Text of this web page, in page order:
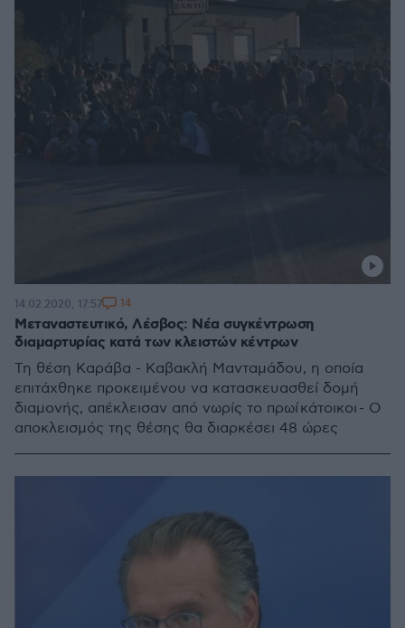
Μεταναστευτικό, Λέσβος: Νέα συγκέντρωση
διαμαρτυρίας κατά των κλειστών κέντρων
Τη θέση Καράβα - Καβακλή Μανταμάδου, η οποία
επιτάχθηκε προκειμένου να κατασκευασθεί δομή
διαμονής, απέκλεισαν από νωρίς το πρωί κάτοικοι - Ο
αποκλεισμός της θέσης θα διαρκέσει 48 ώρες
14.02.2020, 17:57 14